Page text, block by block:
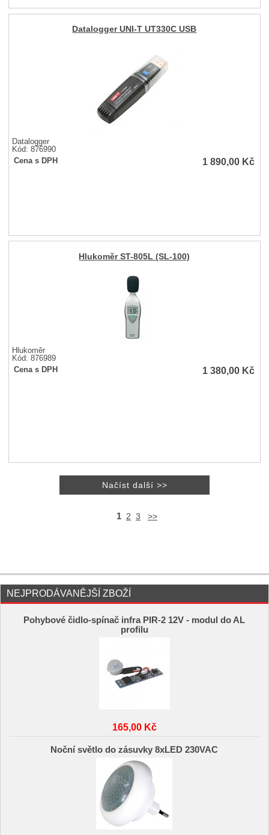
Datalogger UNI-T UT330C USB
Datalogger
Kód: 876990
Cena s DPH
1 890,00 Kč
Hlukoměr ST-805L (SL-100)
Hlukoměr
Kód: 876989
Cena s DPH
1 380,00 Kč
1 2 3 >>
NEJPRODÁVANĚJŠÍ ZBOŽÍ
Pohybové čidlo-spínač infra PIR-2 12V - modul do AL
profilu
165,00 Kč
Noční světlo do zásuvky 8xLED 230VAC